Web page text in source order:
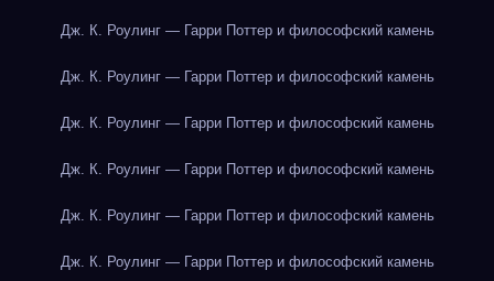
Дж. К. Роулинг — Гарри Поттер и философский камень
Дж. К. Роулинг — Гарри Поттер и философский камень
Дж. К. Роулинг — Гарри Поттер и философский камень
Дж. К. Роулинг — Гарри Поттер и философский камень
Дж. К. Роулинг — Гарри Поттер и философский камень
Дж. К. Роулинг — Гарри Поттер и философский камень